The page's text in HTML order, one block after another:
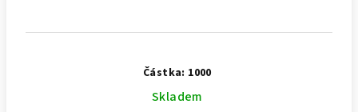
Částka: 1000
Skladem